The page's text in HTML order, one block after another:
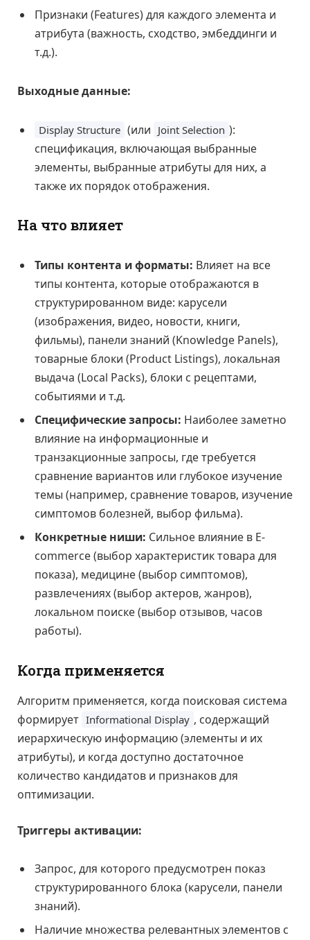
Признаки (Features) для каждого элемента и
атрибута (важность, сходство, эмбеддинги и
т.д.).
Выходные данные:
Display Structure (или Joint Selection ):
спецификация, включающая выбранные
элементы, выбранные атрибуты для них, а
также их порядок отображения.
На что влияет
Типы контента и форматы: Влияет на все
типы контента, которые отображаются в
структурированном виде: карусели
(изображения, видео, новости, книги,
фильмы), панели знаний (Knowledge Panels),
товарные блоки (Product Listings), локальная
выдача (Local Packs), блоки с рецептами,
событиями и т.д.
Специфические запросы: Наиболее заметно
влияние на информационные и
транзакционные запросы, где требуется
сравнение вариантов или глубокое изучение
темы (например, сравнение товаров, изучение
симптомов болезней, выбор фильма).
Конкретные ниши: Сильное влияние в E-
commerce (выбор характеристик товара для
показа), медицине (выбор симптомов),
развлечениях (выбор актеров, жанров),
локальном поиске (выбор отзывов, часов
работы).
Когда применяется
Алгоритм применяется, когда поисковая система
формирует Informational Display , содержащий
иерархическую информацию (элементы и их
атрибуты), и когда доступно достаточное
количество кандидатов и признаков для
оптимизации.
Триггеры активации:
Запрос, для которого предусмотрен показ
структурированного блока (карусели, панели
знаний).
Наличие множества релевантных элементов с